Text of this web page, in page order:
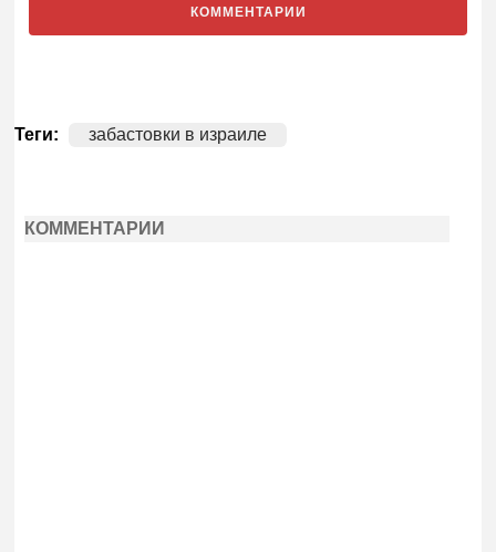
КОММЕНТАРИИ
Теги: забастовки в израиле
КОММЕНТАРИИ